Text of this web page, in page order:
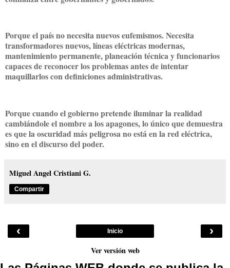
Porque el país no necesita nuevos eufemismos. Necesita
transformadores nuevos, líneas eléctricas modernas,
mantenimiento permanente, planeación técnica y funcionarios
capaces de reconocer los problemas antes de intentar
maquillarlos con definiciones administrativas.
Porque cuando el gobierno pretende iluminar la realidad
cambiándole el nombre a los apagones, lo único que demuestra
es que la oscuridad más peligrosa no está en la red eléctrica,
sino en el discurso del poder.
Miguel Angel Cristiani G.
Compartir
‹ ›
Inicio
Ver versión web